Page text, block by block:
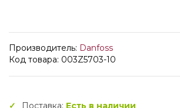
Производитель: Danfoss
Код товара: 003Z5703-10
Поставка: Есть в наличии